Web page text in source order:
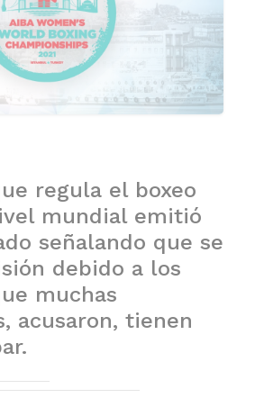
regula el boxeo
mundial emitió
señalando que se
debido a los
muchas
acusaron, tienen